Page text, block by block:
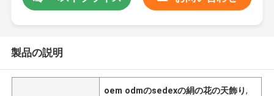
製品の説明
oem odmのsedexの絹の花の天飾り,